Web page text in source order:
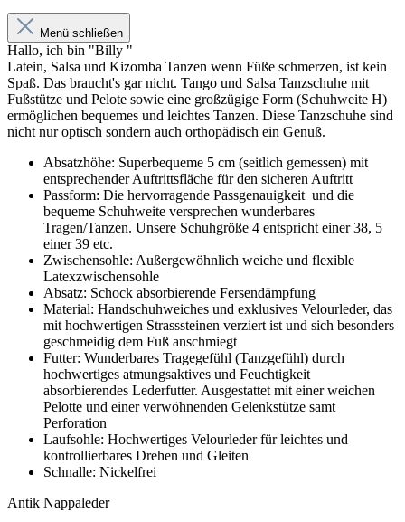
Menü schließen
Hallo, ich bin "Billy "
Latein, Salsa und Kizomba Tanzen wenn Füße schmerzen, ist kein
Spaß. Das braucht's gar nicht. Tango und Salsa Tanzschuhe mit
Fußstütze und Pelote sowie eine großzügige Form (Schuhweite H)
ermöglichen bequemes und leichtes Tanzen. Diese Tanzschuhe sind
nicht nur optisch sondern auch orthopädisch ein Genuß.
Absatzhöhe: Superbequeme 5 cm (seitlich gemessen) mit
entsprechender Auftrittsfläche für den sicheren Auftritt
Passform: Die hervorragende Passgenauigkeit und die
bequeme Schuhweite versprechen wunderbares
Tragen/Tanzen. Unsere Schuhgröße 4 entspricht einer 38, 5
einer 39 etc.
Zwischensohle: Außergewöhnlich weiche und flexible
Latexzwischensohle
Absatz: Schock absorbierende Fersendämpfung
Material: Handschuhweiches und exklusives Velourleder, das
mit hochwertigen Strasssteinen verziert ist und sich besonders
geschmeidig dem Fuß anschmiegt
Futter: Wunderbares Tragegefühl (Tanzgefühl) durch
hochwertiges atmungsaktives und Feuchtigkeit
absorbierendes Lederfutter. Ausgestattet mit einer weichen
Pelotte und einer verwöhnenden Gelenkstütze samt
Perforation
Laufsohle: Hochwertiges Velourleder für leichtes und
kontrollierbares Drehen und Gleiten
Schnalle: Nickelfrei
Antik Nappaleder